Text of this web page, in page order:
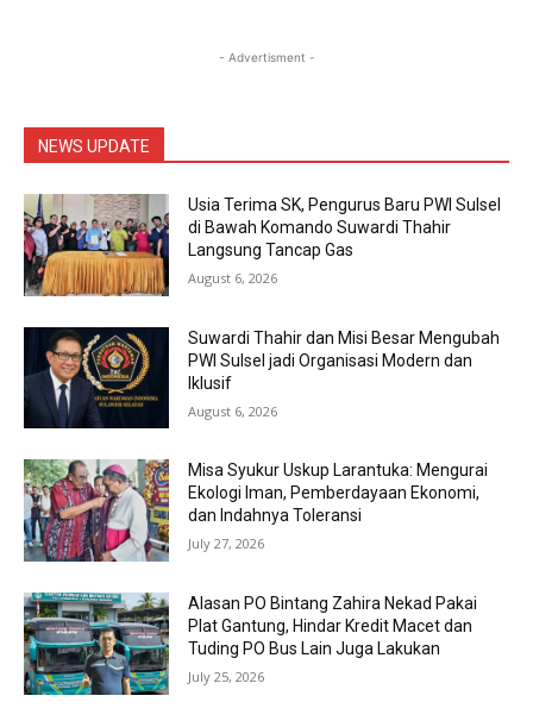
- Advertisment -
NEWS UPDATE
Usia Terima SK, Pengurus Baru PWI Sulsel
di Bawah Komando Suwardi Thahir
Langsung Tancap Gas
August 6, 2026
Suwardi Thahir dan Misi Besar Mengubah
PWI Sulsel jadi Organisasi Modern dan
Iklusif
August 6, 2026
Misa Syukur Uskup Larantuka: Mengurai
Ekologi Iman, Pemberdayaan Ekonomi,
dan Indahnya Toleransi
July 27, 2026
Alasan PO Bintang Zahira Nekad Pakai
Plat Gantung, Hindar Kredit Macet dan
Tuding PO Bus Lain Juga Lakukan
July 25, 2026